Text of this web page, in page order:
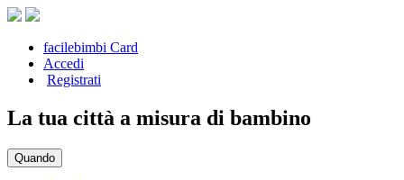
facilebimbi Card
Accedi
Registrati
La tua città a misura di bambino
Quando